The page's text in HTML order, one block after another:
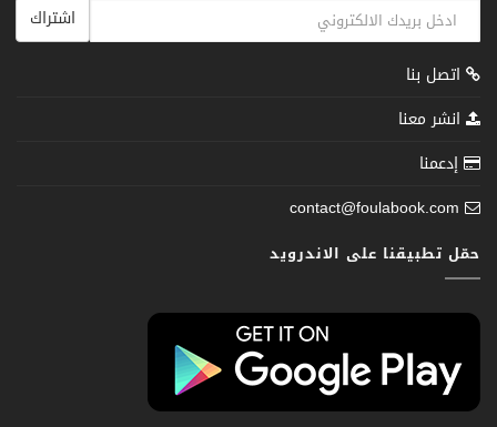
اشتراك
اتصل بنا
انشر معنا
إدعمنا
contact@foulabook.com
حمّل تطبيقنا على الاندرويد